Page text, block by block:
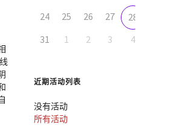
24
25 26 27 28
31
1 2 3 4
近期活动列表
没有活动
所有活动